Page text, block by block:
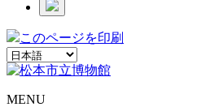
このページを印刷
MENU